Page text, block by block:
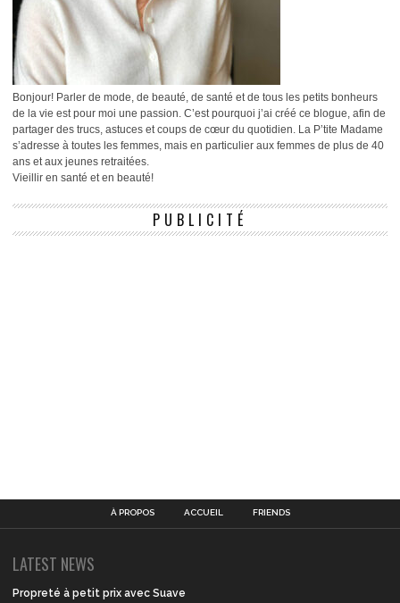
Bonjour! Parler de mode, de beauté, de santé et de tous les petits bonheurs
de la vie est pour moi une passion. C’est pourquoi j’ai créé ce blogue, afin de
partager des trucs, astuces et coups de cœur du quotidien. La P’tite Madame
s’adresse à toutes les femmes, mais en particulier aux femmes de plus de 40
ans et aux jeunes retraitées.
Vieillir en santé et en beauté!
PUBLICITÉ
À PROPOS ACCUEIL FRIENDS
LATEST NEWS
Propreté à petit prix avec Suave